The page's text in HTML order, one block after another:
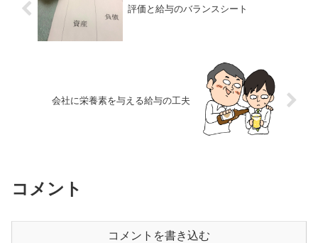
評価と給与のバランスシート
会社に栄養素を与える給与の工夫
コメント
コメントを書き込む